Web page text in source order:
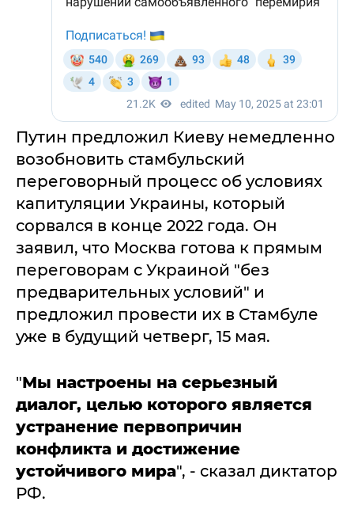
Путин предложил Киеву немедленно
возобновить стамбульский
переговорный процесс об условиях
капитуляции Украины, который
сорвался в конце 2022 года. Он
заявил, что Москва готова к прямым
переговорам с Украиной "без
предварительных условий" и
предложил провести их в Стамбуле
уже в будущий четверг, 15 мая.
"Мы настроены на серьезный
диалог, целью которого является
устранение первопричин
конфликта и достижение
устойчивого мира", - сказал диктатор
РФ.